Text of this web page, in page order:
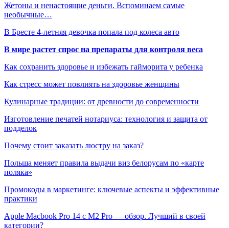
Жетоны и ненастоящие деньги. Вспоминаем самые
необычные…
В Бресте 4-летняя девочка попала под колеса авто
В мире растет спрос на препараты для контроля веса
Как сохранить здоровье и избежать гайморита у ребенка
Как стресс может повлиять на здоровье женщины
Кулинарные традиции: от древности до современности
Изготовление печатей нотариуса: технология и защита от
подделок
Почему стоит заказать люстру на заказ?
Польша меняет правила выдачи виз белорусам по «карте
поляка»
Промокоды в маркетинге: ключевые аспекты и эффективные
практики
Apple Macbook Pro 14 с M2 Pro — обзор. Лучший в своей
категории?